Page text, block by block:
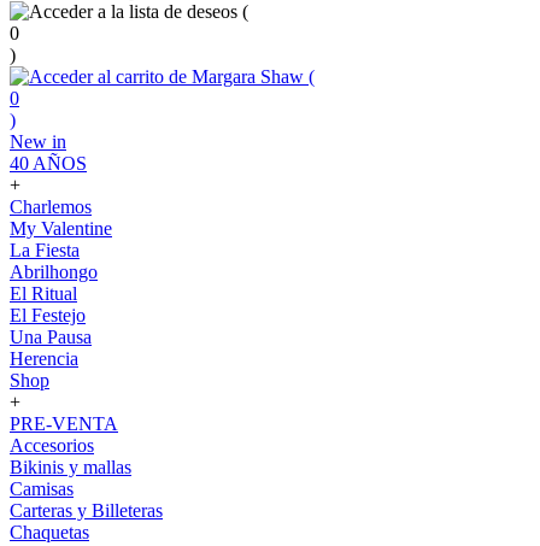
(
0
)
(
0
)
New in
40 AÑOS
+
Charlemos
My Valentine
La Fiesta
Abrilhongo
El Ritual
El Festejo
Una Pausa
Herencia
Shop
+
PRE-VENTA
Accesorios
Bikinis y mallas
Camisas
Carteras y Billeteras
Chaquetas